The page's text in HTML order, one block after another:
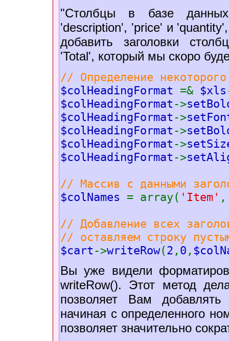
"Столбцы в базе
'description', 'price' и
добавить заголовки
'Total', который мы скоро
// Определение некоторого
$colHeadingFormat =& $xls
$colHeadingFormat->
$colHeadingFormat->
$colHeadingFormat->
$colHeadingFormat->
$colHeadingFormat->
// Массив с данными
$colNames = array( 'Item' ,
// Добавление всех
// оставляем строку
$cart->writeRow(2 ,0 ,
Вы уже видели
writeRow(). Этот метод
позволяет Вам
начиная с определенного
позволяет значительно